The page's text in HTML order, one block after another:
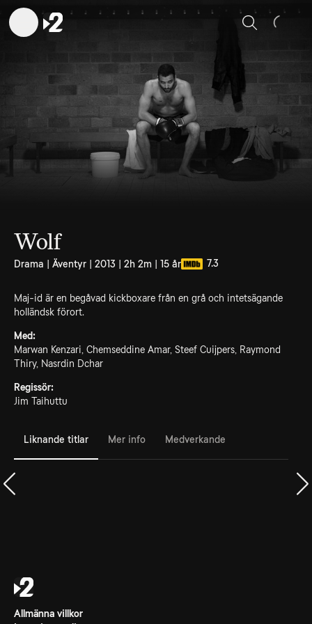
Sök
Wolf
Drama | Äventyr | 2013 | 2h 2m | 15 år 7.3
Maj-id är en begåvad kickboxare från en grå och intetsägande
holländsk förort.
Med:
Marwan Kenzari, Chemseddine Amar, Steef Cuijpers, Raymond
Thiry, Nasrdin Dchar
Regissör:
Jim Taihuttu
Liknande titlar Mer info Medverkande
Allmänna villkor